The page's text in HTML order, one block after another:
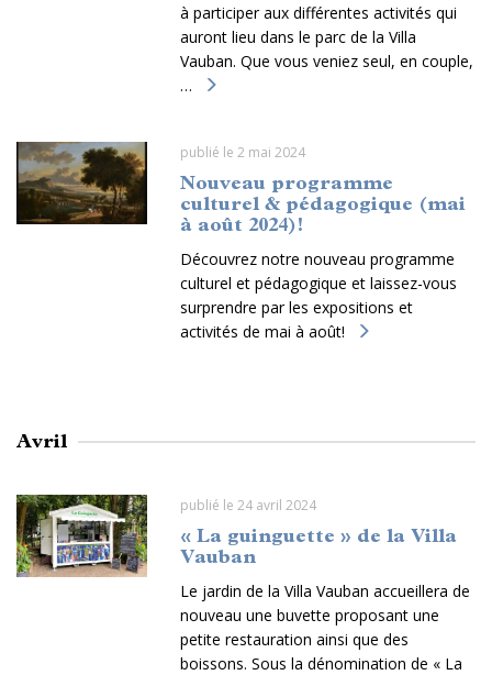
à participer aux différentes activités qui
auront lieu dans le parc de la Villa
Vauban. Que vous veniez seul, en couple,
…
publié le 2 mai 2024
Nouveau programme
culturel & pédagogique (mai
à août 2024)!
Découvrez notre nouveau programme
culturel et pédagogique et laissez-vous
surprendre par les expositions et
activités de mai à août!
Avril
publié le 24 avril 2024
« La guinguette » de la Villa
Vauban
Le jardin de la Villa Vauban accueillera de
nouveau une buvette proposant une
petite restauration ainsi que des
boissons. Sous la dénomination de « La